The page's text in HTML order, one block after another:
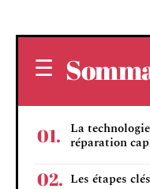
La
réparation
Les étapes